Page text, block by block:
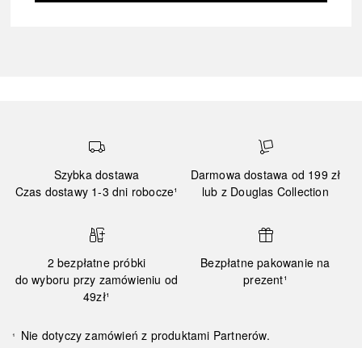
Szybka dostawa
Czas dostawy 1-3 dni robocze¹
Darmowa dostawa od 199 zł
lub z Douglas Collection
2 bezpłatne próbki
do wyboru przy zamówieniu od
49zł¹
Bezpłatne pakowanie na
prezent¹
¹ Nie dotyczy zamówień z produktami Partnerów.